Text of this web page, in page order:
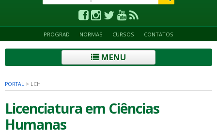
PROGRAD NORMAS CURSOS CONTATOS
MENU
PORTAL > LCH
Licenciatura em Ciências
Humanas